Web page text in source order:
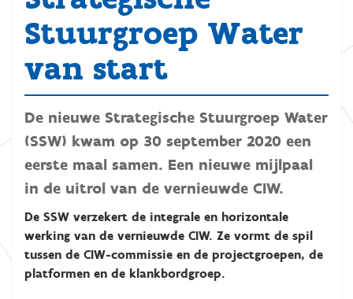
Stuurgroep Water
van start
De nieuwe Strategische Stuurgroep Water
(SSW) kwam op 30 september 2020 een
eerste maal samen. Een nieuwe mijlpaal
in de uitrol van de vernieuwde CIW.
De SSW verzekert de integrale en horizontale
werking van de vernieuwde CIW. Ze vormt de spil
tussen de CIW-commissie en de projectgroepen, de
platformen en de klankbordgroep.